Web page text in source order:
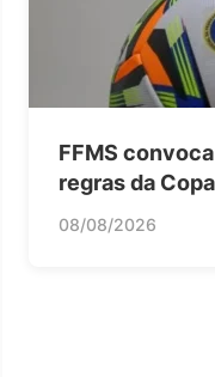
FFMS
regras da
08/08/2026